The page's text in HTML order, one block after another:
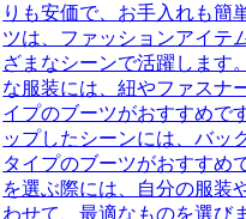
りも安価で、お手入れも簡
ツは、ファッションアイテ
ざまなシーンで活躍します
な服装には、紐やファスナ
イプのブーツがおすすめで
ップしたシーンには、バッ
タイプのブーツがおすすめ
を選ぶ際には、自分の服装
わせて、最適なものを選び